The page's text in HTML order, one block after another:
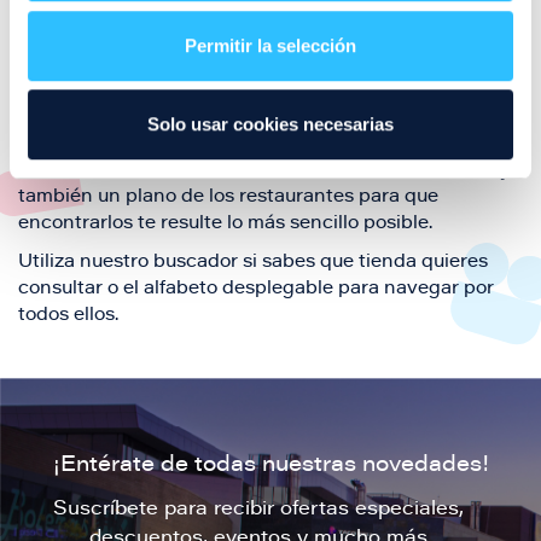
Permitir la selección
Solo usar cookies necesarias
también de nuestra oferta de ocio y shopping durante
tu visita.
El este directorio de restaurantes de Puerto Venecia
también un plano de los restaurantes para que
encontrarlos te resulte lo más sencillo posible.
Utiliza nuestro buscador si sabes que tienda quieres
consultar o el alfabeto desplegable para navegar por
todos ellos.
¡Entérate de todas nuestras novedades!
Suscríbete para recibir ofertas especiales,